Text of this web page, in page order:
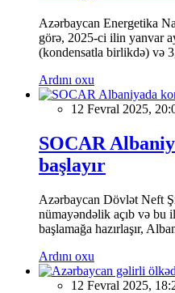
Azərbaycan Energetika
görə, 2025-ci ilin yanvar
(kondensatla birlikdə) və
Ardını oxu
12 Fevral 2025,
SOCAR
başlayır
Azərbaycan Dövlət Neft
nümayəndəlik açıb və bu
başlamağa hazırlaşır,
Ardını oxu
12 Fevral 2025,